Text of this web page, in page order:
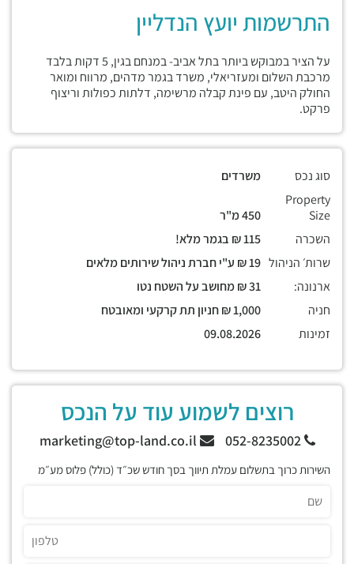
התרשמות יועץ הנדליין
על הציר במבוקש ביותר בתל אביב- במנחם בגין, 5 דקות בלבד
מרכבת השלום ומעזריאלי, משרד בגמר מדהים, מרווח ומואר
החולק היטב, עם פינת קבלה מרשימה, דלתות כפולות וריצוף
פרקט.
סוג נכס
משרדים
Property
Size
השכרה
שרות׳ הניהול
ארנונה:
חניה
זמינות
רוצים לשמוע עוד על הנכס
052-8235002
השירות כרוך בתשלום עמלת תיווך בסך חודש שכ״ד (כולל) פלוס מע״מ